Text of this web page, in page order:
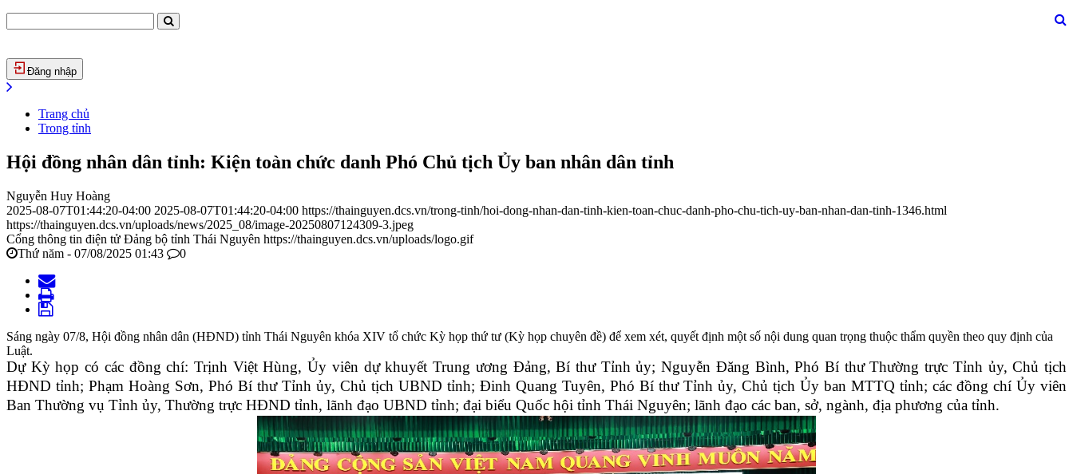
Đăng nhập
Trang chủ
Trong tỉnh
Hội đồng nhân dân tỉnh: Kiện toàn chức danh Phó Chủ tịch Ủy ban nhân dân tỉnh
Nguyễn Huy Hoàng
2025-08-07T01:44:20-04:00 2025-08-07T01:44:20-04:00 https://thainguyen.dcs.vn/trong-tinh/hoi-dong-nhan-dan-tinh-kien-toan-chuc-danh-pho-chu-tich-uy-ban-nhan-dan-tinh-1346.html
https://thainguyen.dcs.vn/uploads/news/2025_08/image-20250807124309-3.jpeg
Cổng thông tin điện tử Đảng bộ tỉnh Thái Nguyên https://thainguyen.dcs.vn/uploads/logo.gif
Thứ năm - 07/08/2025 01:43
0
Sáng ngày 07/8, Hội đồng nhân dân (HĐND) tỉnh Thái Nguyên khóa XIV tổ chức Kỳ họp thứ tư (Kỳ họp chuyên đề) để xem xét, quyết định một số nội dung quan trọng thuộc thẩm quyền theo quy định của
Luật.
Dự Kỳ họp có các đồng chí: Trịnh Việt Hùng, Ủy viên dự khuyết Trung ương Đảng, Bí thư Tỉnh ủy; Nguyễn Đăng Bình, Phó Bí thư Thường trực Tỉnh ủy, Chủ tịch
HĐND tỉnh; Phạm Hoàng Sơn, Phó Bí thư Tỉnh ủy, Chủ tịch UBND tỉnh; Đinh Quang Tuyên, Phó Bí thư Tỉnh ủy, Chủ tịch Ủy ban MTTQ tỉnh; các đồng chí Ủy viên
Ban Thường vụ Tỉnh ủy, Thường trực HĐND tỉnh, lãnh đạo UBND tỉnh; đại biểu Quốc hội tỉnh Thái Nguyên; lãnh đạo các ban, sở, ngành, địa phương của tỉnh.